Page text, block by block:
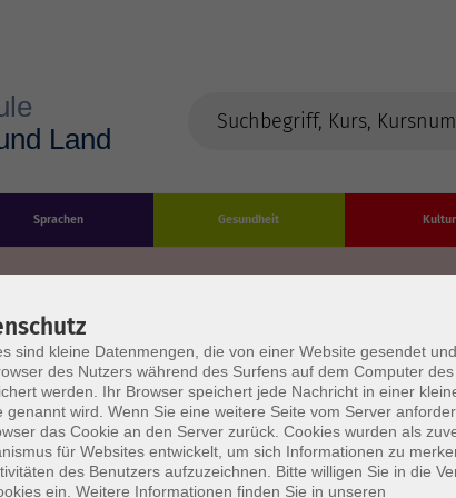
Sprachen Gesundheit Kultur
Impressum Datenschutzerklärung AGB/
sind kleine Datenmengen, die von einer Website gesendet
des Nutzers während des Surfens auf dem Computer
werden. Ihr Browser speichert jede Nachricht in einer
genannt wird. Wenn Sie eine weitere Seite vom Server
das Cookie an den Server zurück. Cookies wurden als
für Websites entwickelt, um sich Informationen zu
des Benutzers aufzuzeichnen. Bitte willigen Sie in die
ein. Weitere Informationen finden Sie in unseren